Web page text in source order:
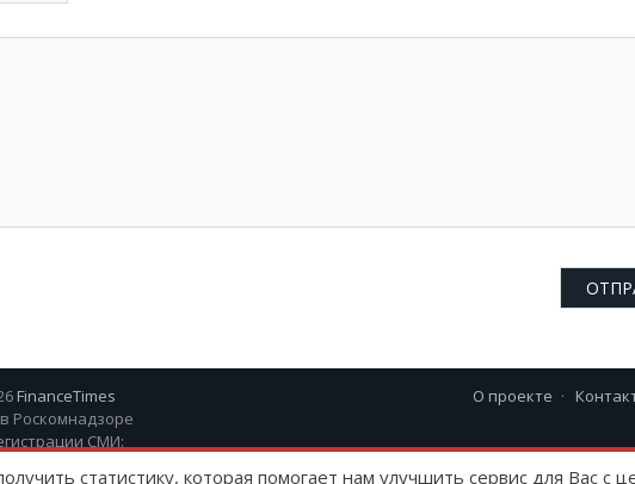
FinanceTimes
Роскомнадзоре
СМИ:
О проекте
статистику, которая помогает нам улучшить сервис для Вас